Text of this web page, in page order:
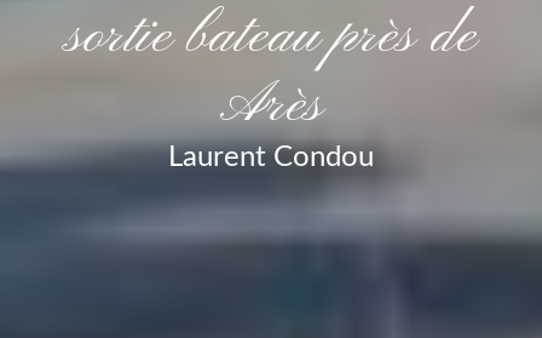
sortie bateau près de
Arès
Laurent Condou